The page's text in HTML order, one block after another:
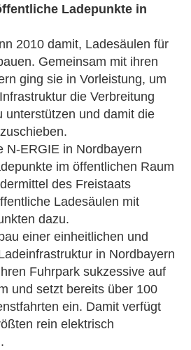
Ladepunkte in
2010 damit, Ladesäulen für
Gemeinsam mit ihren
ging sie in Vorleistung, um
die Verbreitung
unterstützen und damit die
N-ERGIE in Nordbayern
im öffentlichen Raum
des Freistaats
Ladesäulen mit
dazu.
einer einheitlichen und
in Nordbayern
Fuhrpark sukzessive auf
und setzt bereits über 100
ein. Damit verfügt
rein elektrisch